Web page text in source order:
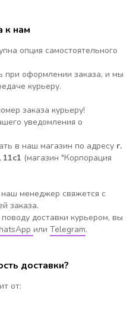
к нам
опция самостоятельного
при оформлении заказа, и мы
курьеру.
заказа курьеру!
уведомления о
в наш магазин по адресу г.
(магазин "Корпорация
менеджер свяжется с
заказа.
доставки курьером, вы
или Telegram.
доставки?
от: